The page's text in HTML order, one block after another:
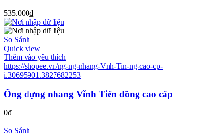
535.000₫
So Sánh
Quick view
Thêm vào yêu thích
https://shopee.vn/ng-ng-nhang-Vnh-Tin-ng-cao-cp-
i.30695901.3827682253
Ống đựng nhang Vĩnh Tiến đồng cao cấp
0₫
So Sánh